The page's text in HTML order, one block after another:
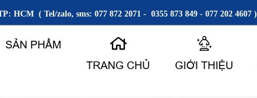
HCM ( Tel/zalo, sms: 077 872 2071 - 0355 873 849 - 077 202 4607 )
SẢN PHẨM
TRANG CHỦ
GIỚI THIỆU